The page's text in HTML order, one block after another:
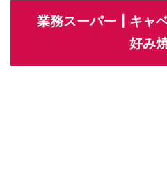
業務スーパー┃キャ
好み